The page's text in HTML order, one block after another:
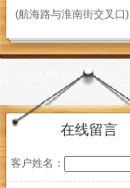
(航海路与淮南街交叉口)
在线留言
客户姓名：